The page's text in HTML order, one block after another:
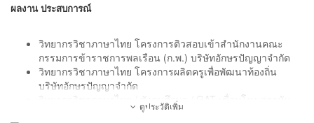
ผลงาน ประสบการณ์
วิทยากรวิชาภาษาไทย โครงการติวสอบเข้าสำนักงานคณะ
กรรมการข้าราชการพลเรือน (ก.พ.) บริษัทอักษรปัญญาจำกัด
วิทยากรวิชาภาษาไทย โครงการผลิตครูเพื่อพัฒนาท้องถิ่น
บริษัทอักษรปัญญาจำกัด
วิทยากรวิชาภาษาไทย / สังคมศึกษา / GAT เชื่อมโยง สถาบัน
กวดวิชาบริษัทเติมเต็มความรู้จำกัด
ดูประวัติเพิ่ม